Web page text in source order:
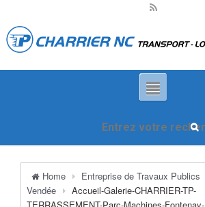
Home
Entreprise de Travaux Publics
Vendée
Accueil-Galerie-CHARRIER-TP-